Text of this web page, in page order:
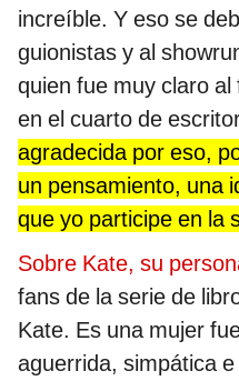
increíble. Y eso se
guionistas y al
quien fue muy claro
en el cuarto de
agradecida por eso,
un pensamiento, una
que yo participe en la
Sobre Kate, su
fans de la serie de
Kate. Es una mujer
aguerrida, simpática